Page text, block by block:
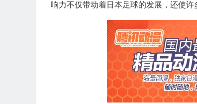
响力不仅带动着日本足球的发展，还使许